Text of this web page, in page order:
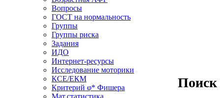
Вопросы
ГОСТ на нормальность
Группы
Группы риска
Задания
ИДО
Интернет-ресурсы
Исследование моторики
КСЕ/ЕКМ
Критерий φ* Фишера
Мат.статистика
Поиск